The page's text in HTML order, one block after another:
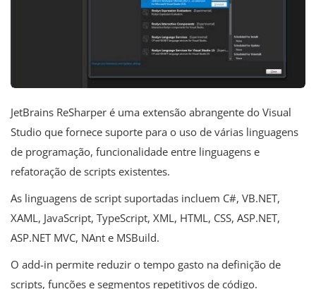
JetBrains ReSharper é uma extensão abrangente do Visual
Studio que fornece suporte para o uso de várias linguagens
de programação, funcionalidade entre linguagens e
refatoração de scripts existentes.
As linguagens de script suportadas incluem C#, VB.NET,
XAML, JavaScript, TypeScript, XML, HTML, CSS, ASP.NET,
ASP.NET MVC, NAnt e MSBuild.
O add-in permite reduzir o tempo gasto na definição de
scripts, funções e segmentos repetitivos de código.